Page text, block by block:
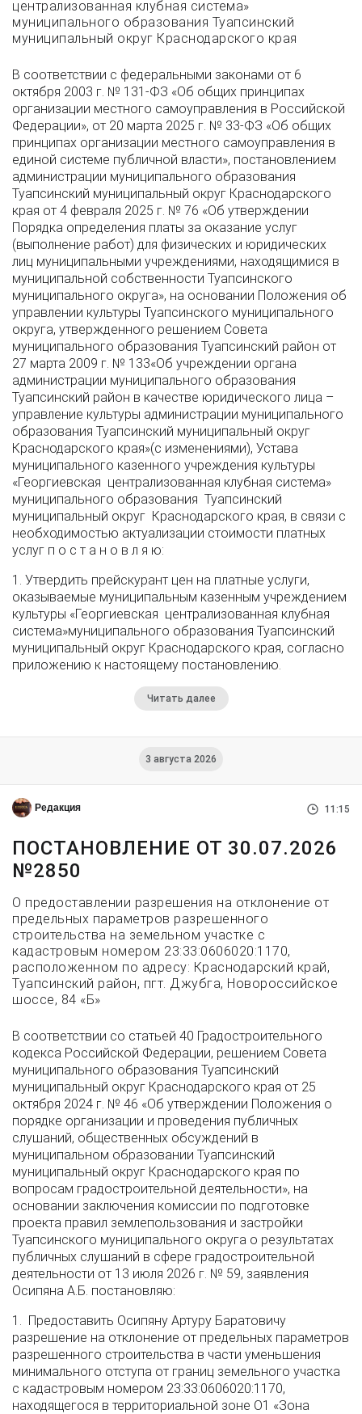
централизованная клубная система»
муниципального образования Туапсинский
муниципальный округ Краснодарского края
В соответствии с федеральными законами от 6
октября 2003 г. № 131-ФЗ «Об общих принципах
организации местного самоуправления в Российской
Федерации», от 20 марта 2025 г. № 33-ФЗ «Об общих
принципах организации местного самоуправления в
единой системе публичной власти», постановлением
администрации муниципального образования
Туапсинский муниципальный округ Краснодарского
края от 4 февраля 2025 г. № 76 «Об утверждении
Порядка определения платы за оказание услуг
(выполнение работ) для физических и юридических
лиц муниципальными учреждениями, находящимися в
муниципальной собственности Туапсинского
муниципального округа», на основании Положения об
управлении культуры Туапсинского муниципального
округа, утвержденного решением Совета
муниципального образования Туапсинский район от
27 марта 2009 г. № 133«Об учреждении органа
администрации муниципального образования
Туапсинский район в качестве юридического лица –
управление культуры администрации муниципального
образования Туапсинский муниципальный округ
Краснодарского края»(с изменениями), Устава
муниципального казенного учреждения культуры
«Георгиевская централизованная клубная система»
муниципального образования Туапсинский
муниципальный округ Краснодарского края, в связи с
необходимостью актуализации стоимости платных
услуг п о с т а н о в л я ю:
1. Утвердить прейскурант цен на платные услуги,
оказываемые муниципальным казенным учреждением
культуры «Георгиевская централизованная клубная
система»муниципального образования Туапсинский
муниципальный округ Краснодарского края, согласно
приложению к настоящему постановлению.
Читать далее
3 августа 2026
Редакция 11:15
ПОСТАНОВЛЕНИЕ ОТ 30.07.2026
№2850
О предоставлении разрешения на отклонение от
предельных параметров разрешенного
строительства на земельном участке с
кадастровым номером 23:33:0606020:1170,
расположенном по адресу: Краснодарский край,
Туапсинский район, пгт. Джубга, Новороссийское
шоссе, 84 «Б»
В соответствии со статьей 40 Градостроительного
кодекса Российской Федерации, решением Совета
муниципального образования Туапсинский
муниципальный округ Краснодарского края от 25
октября 2024 г. № 46 «Об утверждении Положения о
порядке организации и проведения публичных
слушаний, общественных обсуждений в
муниципальном образовании Туапсинский
муниципальный округ Краснодарского края по
вопросам градостроительной деятельности», на
основании заключения комиссии по подготовке
проекта правил землепользования и застройки
Туапсинского муниципального округа о результатах
публичных слушаний в сфере градостроительной
деятельности от 13 июля 2026 г. № 59, заявления
Осипяна А.Б. постановляю:
1. Предоставить Осипяну Артуру Баратовичу
разрешение на отклонение от предельных параметров
разрешенного строительства в части уменьшения
минимального отступа от границ земельного участка
с кадастровым номером 23:33:0606020:1170,
находящегося в территориальной зоне О1 «Зона